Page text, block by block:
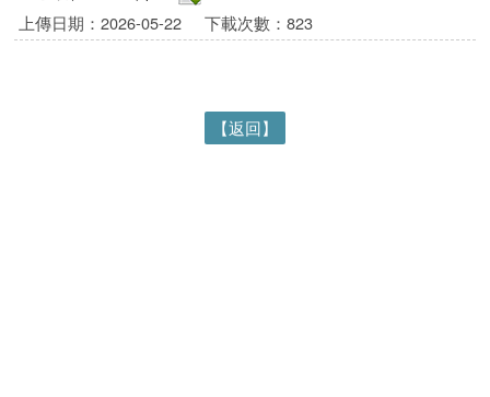
上傳日期：2026-05-22
下載次數：823
【返回】